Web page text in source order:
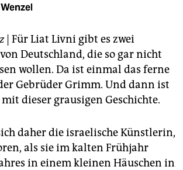
| Für Liat Livni gibt es zwei
Deutschland, die so gar nicht
wollen. Da ist einmal das ferne
Gebrüder Grimm. Und dann ist
dieser grausigen Geschichte.
daher die israelische Künstlerin,
als sie im kalten Frühjahr
in einem kleinen Häuschen in